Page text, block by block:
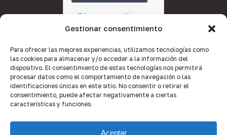
Gestionar consentimiento
Para ofrecer las mejores experiencias, utilizamos tecnologías como
las cookies para almacenar y/o acceder a la información del
dispositivo. El consentimiento de estas tecnologías nos permitirá
procesar datos como el comportamiento de navegación o las
identificaciones únicas en este sitio. No consentir o retirar el
consentimiento, puede afectar negativamente a ciertas
características y funciones.
Aceptar
© 2026 Quality Brokers Valencia.